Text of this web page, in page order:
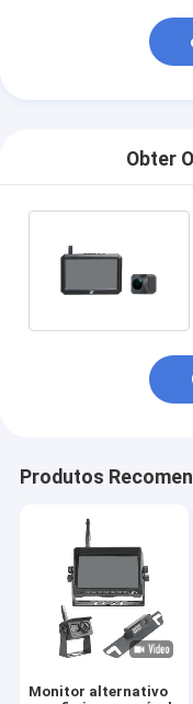
Obter
Produtos
Monitor alternativo